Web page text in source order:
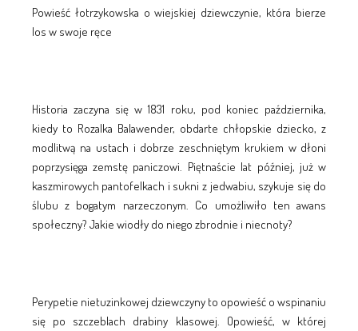
Powieść łotrzykowska o wiejskiej dziewczynie, która bierze
los w swoje ręce
Historia zaczyna się w 1831 roku, pod koniec października,
kiedy to Rozalka Balawender, obdarte chłopskie dziecko, z
modlitwą na ustach i dobrze zeschniętym krukiem w dłoni
poprzysięga zemstę paniczowi. Piętnaście lat później, już w
kaszmirowych pantofelkach i sukni z jedwabiu, szykuje się do
ślubu z bogatym narzeczonym. Co umożliwiło ten awans
społeczny? Jakie wiodły do niego zbrodnie i niecnoty?
Perypetie nietuzinkowej dziewczyny to opowieść o wspinaniu
się po szczeblach drabiny klasowej. Opowieść, w której